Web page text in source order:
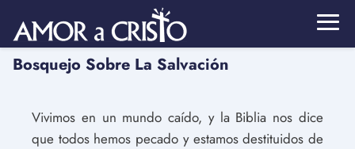
Bosquejo Sobre La Salvación
Vivimos en un mundo caído, y la Biblia nos dice
que todos hemos pecado y estamos destituidos de